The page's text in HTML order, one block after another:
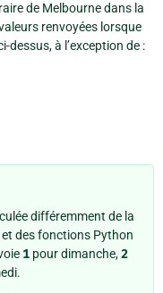
de Melbourne dans la
renvoyées lorsque
dessus, à l’exception de :
différemment de la
des fonctions Python
1 pour dimanche,2